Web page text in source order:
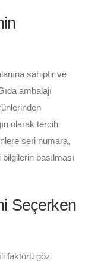
sahiptir ve
ambalajı
olarak tercih
seri numara,
basılması
Seçerken
faktörü göz